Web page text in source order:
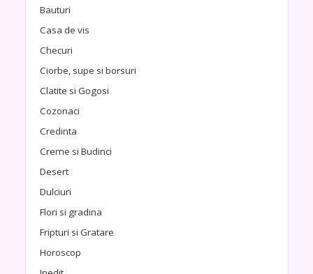
Bauturi
Casa de vis
Checuri
Ciorbe, supe si borsuri
Clatite si Gogosi
Cozonaci
Credinta
Creme si Budinci
Desert
Dulciuri
Flori si gradina
Fripturi si Gratare
Horoscop